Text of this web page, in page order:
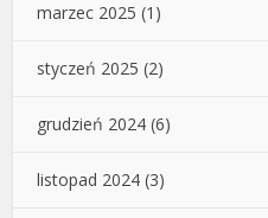
marzec 2025 (1)
styczeń 2025 (2)
grudzień 2024 (6)
listopad 2024 (3)